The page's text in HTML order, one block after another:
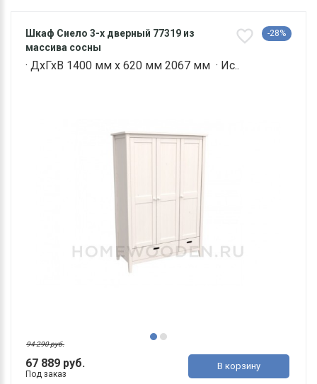
Шкаф Сиело 3-х дверный 77319 из
массива сосны
-28%
· ДхГхВ 1400 мм х 620 мм 2067 мм · Ис..
67 889 руб.
94 290 руб.
Под заказ
В корзину